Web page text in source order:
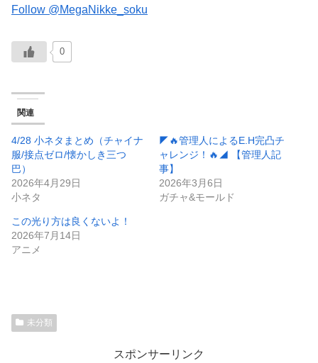
Follow @MegaNikke_soku
0
関連
4/28 小ネタまとめ（チャイナ
服/接点ゼロ/懐かしき三つ
巴）
2026年4月29日
小ネタ
◤🔥管理人によるE.H完凸チ
ャレンジ！🔥◢ 【管理人記
事】
2026年3月6日
ガチャ&モールド
この光り方は良くないよ！
2026年7月14日
アニメ
未分類
スポンサーリンク